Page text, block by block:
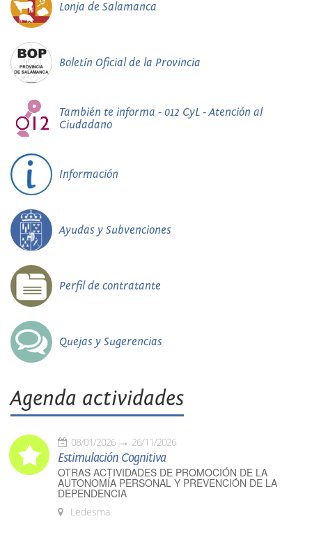
Lonja de Salamanca
Boletín Oficial de la Provincia
También te informa - 012 CyL - Atención al
Ciudadano
Información
Ayudas y Subvenciones
Perfil de contratante
Quejas y Sugerencias
Agenda actividades
08/01/2026 26/11/2026
Estimulación Cognitiva
OTRAS ACTIVIDADES DE PROMOCIÓN DE LA
AUTONOMÍA PERSONAL Y PREVENCIÓN DE LA
DEPENDENCIA
Ledesma